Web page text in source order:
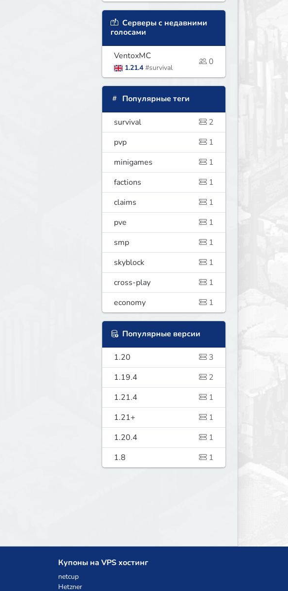
Серверы с недавними
голосами
VentoxMC
1.21.4 #survival
0
Популярные теги
survival
2
pvp
1
minigames
1
factions
1
claims
1
pve
1
smp
1
skyblock
1
cross-play
1
economy
1
Популярные версии
1.20
3
1.19.4
2
1.21.4
1
1.21+
1
1.20.4
1
1.8
1
Купоны на VPS хостинг
netcup
Hetzner